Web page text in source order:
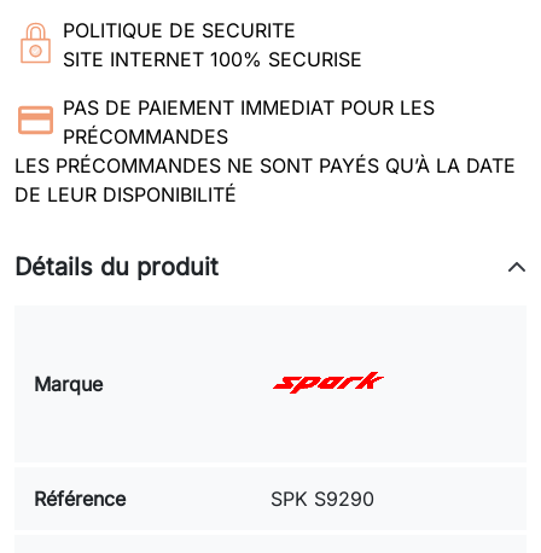
POLITIQUE DE SECURITE
SITE INTERNET 100% SECURISE
PAS DE PAIEMENT IMMEDIAT POUR LES
PRÉCOMMANDES
LES PRÉCOMMANDES NE SONT PAYÉS QU’À LA DATE
DE LEUR DISPONIBILITÉ
Détails du produit
Marque
Référence SPK S9290